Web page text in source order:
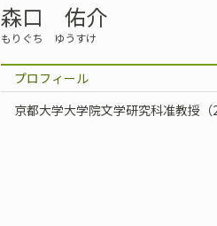
森口 佑介
もりぐち ゆうすけ
プロフィール
京都大学大学院文学研究科准教授